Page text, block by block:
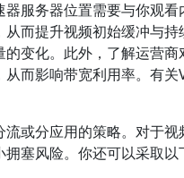
器服务器位置需要与你观
从而提升视频初始缓冲与
的变化。此外，了解运营
从而影响带宽利用率。有
流或分应用的策略。对于
拥塞风险。你还可以采取以